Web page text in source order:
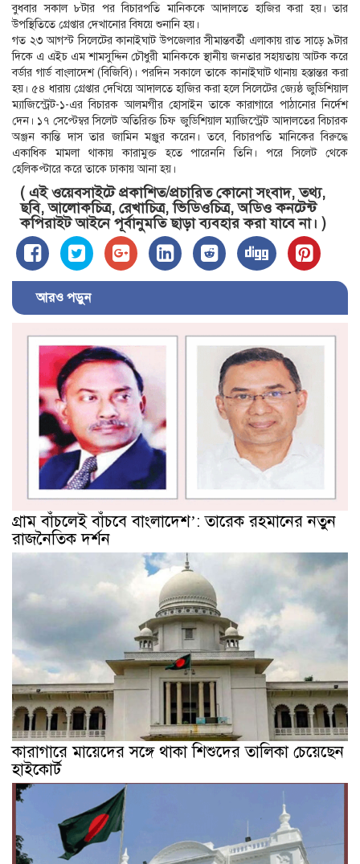
বুধবার সকাল ৮টার পর বিচারপতি মানিককে আদালতে হাজির করা হয়। তার
উপস্থিতিতে গ্রেপ্তার দেখানোর বিষয়ে শুনানি হয়।
গত ২৩ আগস্ট সিলেটের কানাইঘাট উপজেলার সীমান্তবর্তী এলাকায় রাত সাড়ে ৯টার
দিকে এ এইচ এম শামসুদ্দিন চৌধুরী মানিককে স্থানীয় জনতার সহায়তায় আটক করে
বর্ডার গার্ড বাংলাদেশ (বিজিবি)। পরদিন সকালে তাকে কানাইঘাট থানায় হস্তান্তর করা
হয়। ৫৪ ধারায় গ্রেপ্তার দেখিয়ে আদালতে হাজির করা হলে সিলেটের জ্যেষ্ঠ জুডিশিয়াল
ম্যাজিস্ট্রেট-১-এর বিচারক আলমগীর হোসাইন তাকে কারাগারে পাঠানোর নির্দেশ
দেন। ১৭ সেপ্টেম্বর সিলেট অতিরিক্ত চিফ জুডিশিয়াল ম্যাজিস্ট্রেট আদালতের বিচারক
অঞ্জন কান্তি দাস তার জামিন মঞ্জুর করেন। তবে, বিচারপতি মানিকের বিরুদ্ধে
একাধিক মামলা থাকায় কারামুক্ত হতে পারেননি তিনি। পরে সিলেট থেকে
হেলিকপ্টারে করে তাকে ঢাকায় আনা হয়।
( এই ওয়েবসাইটে প্রকাশিত/প্রচারিত কোনো সংবাদ, তথ্য,
ছবি, আলোকচিত্র, রেখাচিত্র, ভিডিওচিত্র, অডিও কনটেন্ট
কপিরাইট আইনে পূর্বানুমতি ছাড়া ব্যবহার করা যাবে না। )
আরও পড়ুন
গ্রাম বাঁচলেই বাঁচবে বাংলাদেশ’: তারেক রহমানের নতুন
রাজনৈতিক দর্শন
কারাগারে মায়েদের সঙ্গে থাকা শিশুদের তালিকা চেয়েছেন
হাইকোর্ট